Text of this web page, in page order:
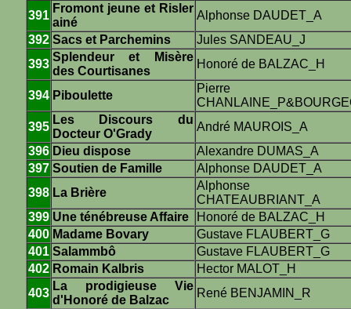
391
Fromont jeune et Risler
ainé
Alphonse DAUDET_A
392 Sacs et Parchemins
Jules SANDEAU_J
393
Splendeur et Misère
des Courtisanes
Honoré de BALZAC_H
394 Piboulette
Pierre
395
Les Discours du
Docteur O'Grady
André MAUROIS_A
396 Dieu dispose
Alexandre DUMAS_A
397 Soutien de Famille
Alphonse DAUDET_A
398 La Brière
Alphonse
CHATEAUBRIANT_A
399 Une ténébreuse Affaire
Honoré de BALZAC_H
400 Madame Bovary
Gustave FLAUBERT_G
401 Salammbô
Gustave FLAUBERT_G
402 Romain Kalbris
Hector MALOT_H
403
La prodigieuse Vie
d'Honoré de Balzac
René BENJAMIN_R